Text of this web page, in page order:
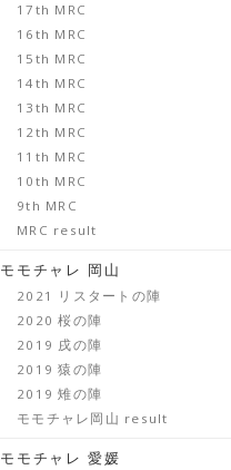
17th MRC
16th MRC
15th MRC
14th MRC
13th MRC
12th MRC
11th MRC
10th MRC
9th MRC
MRC result
モモチャレ 岡山
2021 リスタートの陣
2020 桜の陣
2019 戌の陣
2019 猿の陣
2019 雉の陣
モモチャレ岡山 result
モモチャレ 愛媛